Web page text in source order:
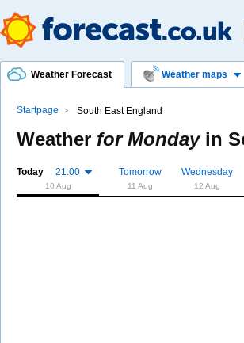
Weather Forecast Weather maps
Startpage South East England
Weather for Mondayin
Today 21:00
10 Aug
Tomorrow
11 Aug
Wednesday
12 Aug